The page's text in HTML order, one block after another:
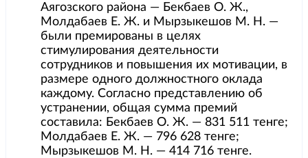
Аягозского района — Бекбаев О. Ж.,
Молдабаев Е. Ж. и Мырзыкешов М. Н. —
были премированы в целях
стимулирования деятельности
сотрудников и повышения их мотивации, в
размере одного должностного оклада
каждому. Согласно представлению об
устранении, общая сумма премий
составила: Бекбаев О. Ж. — 831 511 тенге;
Молдабаев Е. Ж. — 796 628 тенге;
Мырзыкешов М. Н. — 414 716 тенге.